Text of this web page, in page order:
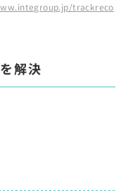
trackreco
解決